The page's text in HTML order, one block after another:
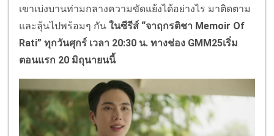
เขาเบ่งบานท่ามกลางความขัดแย้งได้อย่างไร มาติดตาม
และลุ้นไปพร้อมๆ กัน ในซีรีส์ “จาฤกรติชา Memoir Of
Rati” ทุกวันศุกร์ เวลา 20:30 น. ทางช่อง GMM25เริ่ม
ตอนแรก 20 มิถุนายนนี้